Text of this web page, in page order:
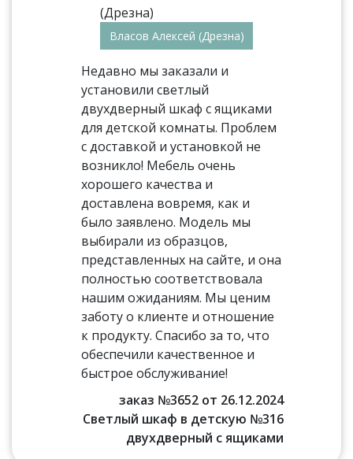
Власов Алексей (Дрезна)
Недавно мы заказали и
установили светлый
двухдверный шкаф с ящиками
для детской комнаты. Проблем
с доставкой и установкой не
возникло! Мебель очень
хорошего качества и
доставлена вовремя, как и
было заявлено. Модель мы
выбирали из образцов,
представленных на сайте, и она
полностью соответствовала
нашим ожиданиям. Мы ценим
заботу о клиенте и отношение
к продукту. Спасибо за то, что
обеспечили качественное и
быстрое обслуживание!
заказ №3652 от 26.12.2024
Светлый шкаф в детскую №316
двухдверный с ящиками